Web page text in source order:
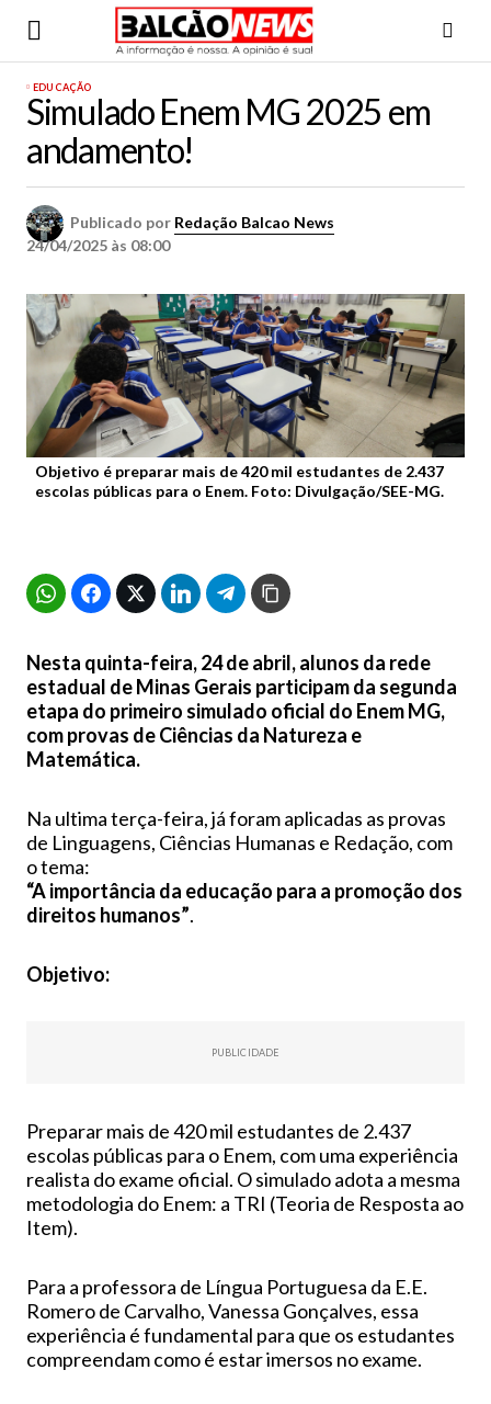
EDUCAÇÃO
Simulado Enem MG 2025 em
andamento!
Publicado por Redação Balcao News
24/04/2025 às 08:00
Objetivo é preparar mais de 420 mil estudantes de 2.437
escolas públicas para o Enem. Foto: Divulgação/SEE-MG.
Nesta quinta-feira, 24 de abril, alunos da rede
estadual de Minas Gerais participam da segunda
etapa do primeiro simulado oficial do Enem MG,
com provas de Ciências da Natureza e
Matemática.
Na ultima terça-feira, já foram aplicadas as provas
de Linguagens, Ciências Humanas e Redação, com
o tema:
“A importância da educação para a promoção dos
direitos humanos”.
Objetivo:
PUBLICIDADE
Preparar mais de 420 mil estudantes de 2.437
escolas públicas para o Enem, com uma experiência
realista do exame oficial. O simulado adota a mesma
metodologia do Enem: a TRI (Teoria de Resposta ao
Item).
Para a professora de Língua Portuguesa da E.E.
Romero de Carvalho, Vanessa Gonçalves, essa
experiência é fundamental para que os estudantes
compreendam como é estar imersos no exame.